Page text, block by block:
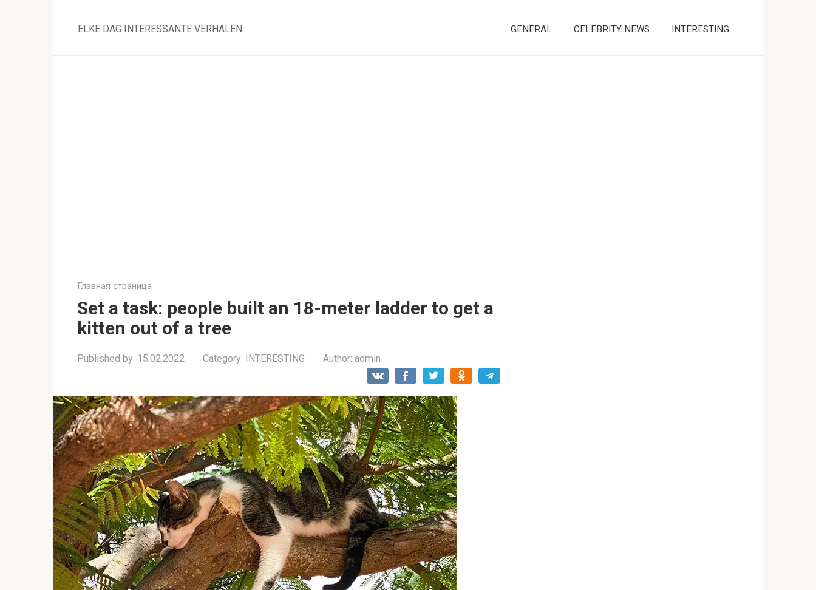
ELKE DAG INTERESSANTE VERHALEN GENERAL CELEBRITY NEWS INTERESTING
Главная страница
Set a task: people built an 18-meter ladder to get a
kitten out of a tree
Published by: 15.02.2022 Category: INTERESTING Author: admin